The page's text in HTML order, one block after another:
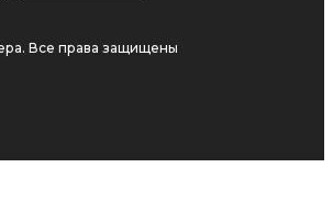
Все права защищены